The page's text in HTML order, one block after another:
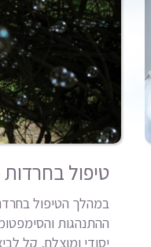
טיפול
במהלך הטיפול
ההתנהגות
יסודי ומוצלח, קל